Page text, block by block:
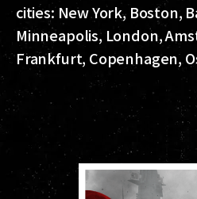
cities: New York, Boston,
Minneapolis, London,
Frankfurt, Copenhagen,